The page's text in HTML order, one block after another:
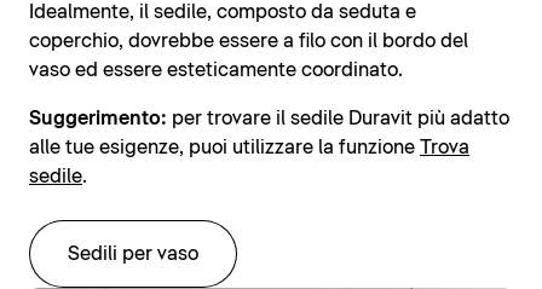
Idealmente, il sedile, composto da seduta e
coperchio, dovrebbe essere a filo con il bordo del
vaso ed essere esteticamente coordinato.
Suggerimento: per trovare il sedile Duravit più adatto
alle tue esigenze, puoi utilizzare la funzione Trova
sedile.
Sedili per vaso